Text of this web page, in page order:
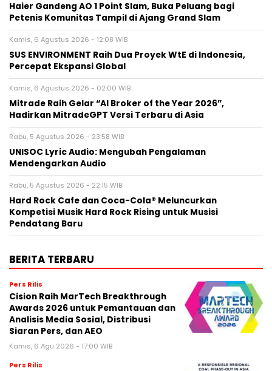
Haier Gandeng AO 1 Point Slam, Buka Peluang bagi
Petenis Komunitas Tampil di Ajang Grand Slam
Kamis, 6 Agustus 2026 - 12:08 WIB
SUS ENVIRONMENT Raih Dua Proyek WtE di Indonesia,
Percepat Ekspansi Global
Kamis, 6 Agustus 2026 - 02:00 WIB
Mitrade Raih Gelar “AI Broker of the Year 2026”,
Hadirkan MitradeGPT Versi Terbaru di Asia
Rabu, 5 Agustus 2026 - 23:58 WIB
UNISOC Lyric Audio: Mengubah Pengalaman
Mendengarkan Audio
Rabu, 5 Agustus 2026 - 22:15 WIB
Hard Rock Cafe dan Coca-Cola® Meluncurkan
Kompetisi Musik Hard Rock Rising untuk Musisi
Pendatang Baru
BERITA TERBARU
Pers Rilis
Cision Raih MarTech Breakthrough
Awards 2026 untuk Pemantauan dan
Analisis Media Sosial, Distribusi
Siaran Pers, dan AEO
Kamis, 6 Agu 2026 - 17:00 WIB
Pers Rilis